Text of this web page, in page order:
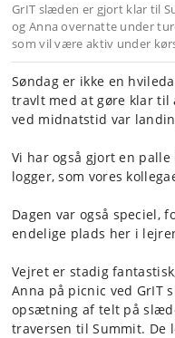
GrIT slæden er gjort klar til
og Anna overnatte under
som vil være aktiv under
Søndag er ikke en
travlt med at gøre klar til
ved midnatstid var
Vi har også gjort en
logger, som vores
Dagen var også speciel,
endelige plads her i
Vejret er stadig
Anna på picnic ved GrIT
opsætning af telt på
traversen til Summit. De